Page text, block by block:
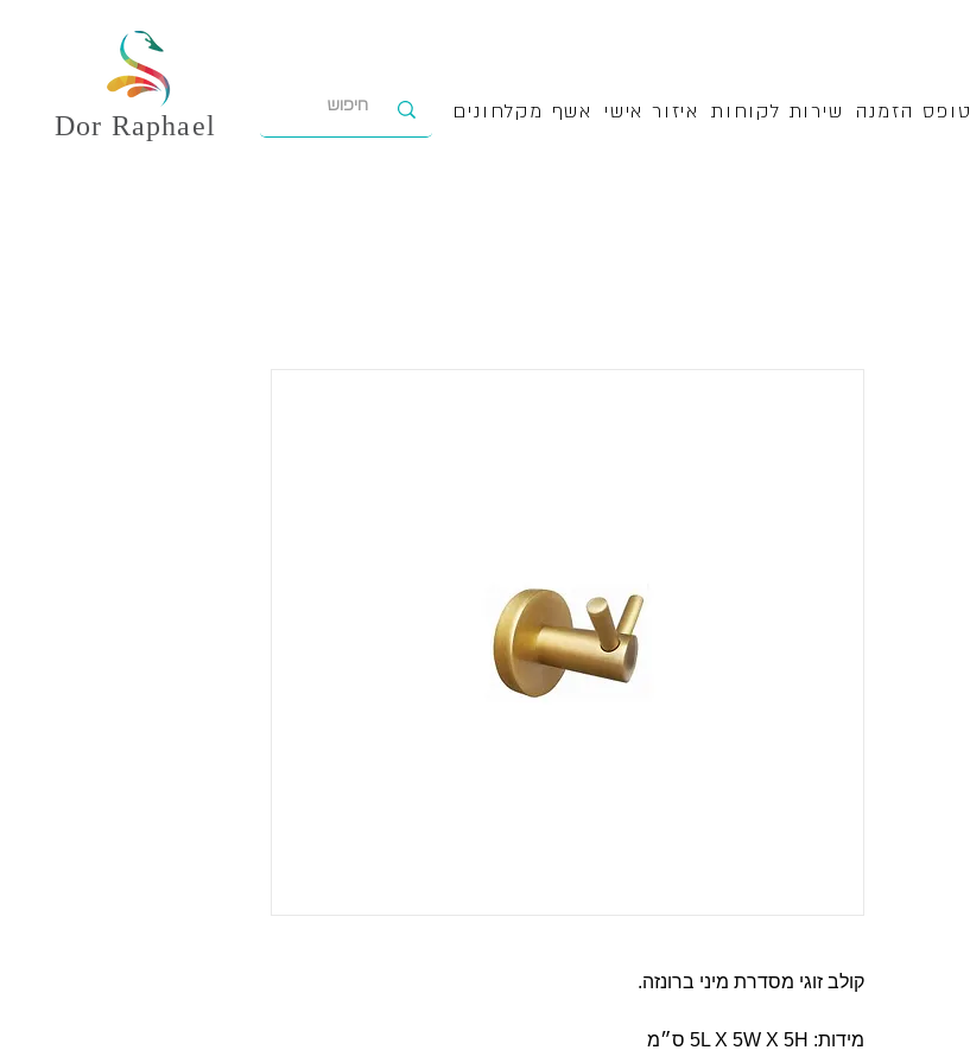
Dor Raphael טופס הזמנה שירות לקוחות איזור אישי אשף מקלחונים
קולב זוגי מסדרת מיני ברונזה.
מידות: 5L X 5W X 5H ס״מ